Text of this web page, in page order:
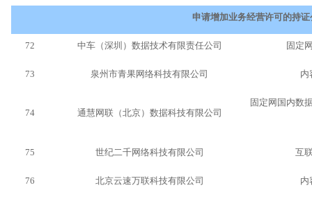
申请增加业务经营许可的持
72 中车（深圳）数据技术有限责任公司 固定
73 泉州市青果网络科技有限公司 内
74 通慧网联（北京）数据科技有限公司
固定网国内数
75 世纪二千网络科技有限公司 互
76 北京云速万联科技有限公司 内